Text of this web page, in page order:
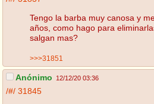
Tengo la barba muy canosa y
años, como hago para
salgan mas?
>>>31851
Anónimo 12/12/20 03:36
/#/ 31845